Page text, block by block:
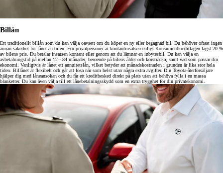
Billån
Ett traditionellt billån som du kan välja oavsett om du köper en ny eller begagnad bil. Du behöver oftast ingen
annan säkerhet för lånet än bilen. För privatpersoner är kontantinsatsen enligt Konsumentkreditlagen lägst 20 %
av bilens pris. Du betalar insatsen kontant eller genom att du lämnar en inbytesbil. Du kan välja en
avbetalningstid på mellan 12 - 84 månader, beroende på bilens ålder och körsträcka, samt vad som passar din
ekonomi. Vanligtvis är lånet ett annuitetslån, vilket betyder att månadskostnaden i grunden är lika stor hela
tiden. Billånet är flexibelt och går att lösa när som helst utan några extra avgifter. Din Toyota-återförsäljare
hjälper dig med låneansökan och du får ett kreditbesked direkt på plats utan att behöva fylla i en massa
blanketter. Du kan även välja till ett lånebetalningsskydd som en extra trygghet för din privatekonomi.